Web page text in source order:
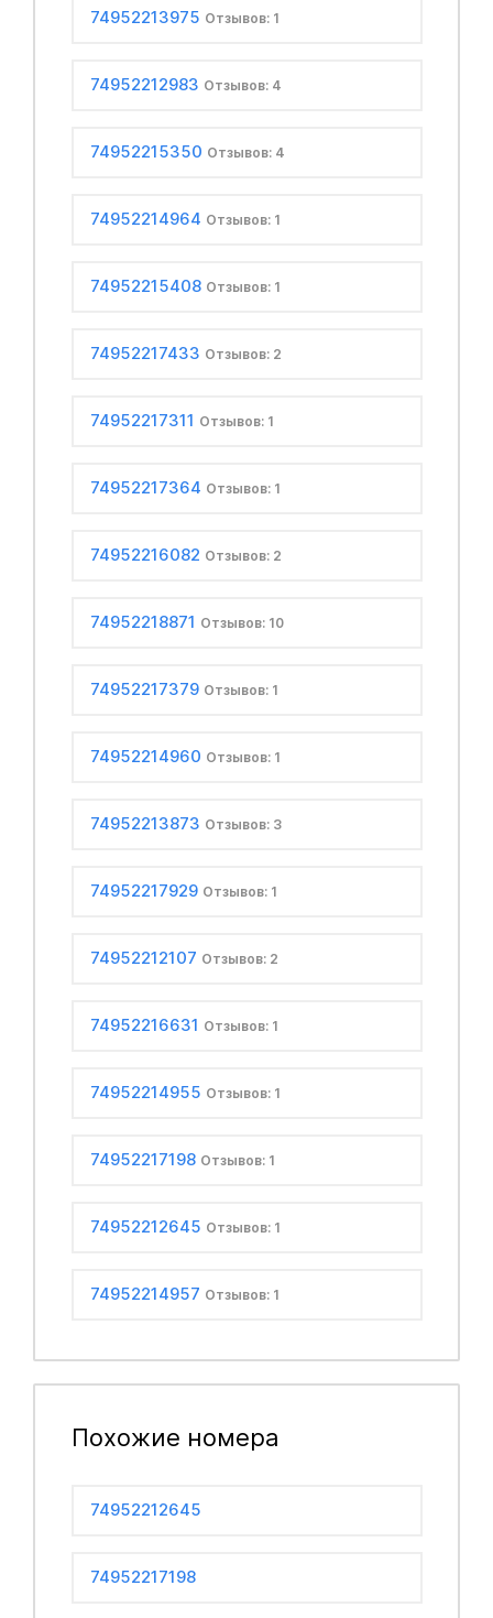
74952213975 Отзывов: 1
74952212983 Отзывов: 4
74952215350 Отзывов: 4
74952214964 Отзывов: 1
74952215408 Отзывов: 1
74952217433 Отзывов: 2
74952217311 Отзывов: 1
74952217364 Отзывов: 1
74952216082 Отзывов: 2
74952218871 Отзывов: 10
74952217379 Отзывов: 1
74952214960 Отзывов: 1
74952213873 Отзывов: 3
74952217929 Отзывов: 1
74952212107 Отзывов: 2
74952216631 Отзывов: 1
74952214955 Отзывов: 1
74952217198 Отзывов: 1
74952212645 Отзывов: 1
74952214957 Отзывов: 1
Похожие номера
74952212645
74952217198